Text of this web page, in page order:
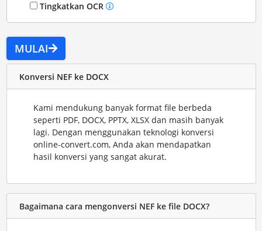
Tingkatkan OCR
MULAI
Konversi NEF ke DOCX
Kami mendukung banyak format file berbeda
seperti PDF, DOCX, PPTX, XLSX dan masih banyak
lagi. Dengan menggunakan teknologi konversi
online-convert.com, Anda akan mendapatkan
hasil konversi yang sangat akurat.
Bagaimana cara mengonversi NEF ke file DOCX?